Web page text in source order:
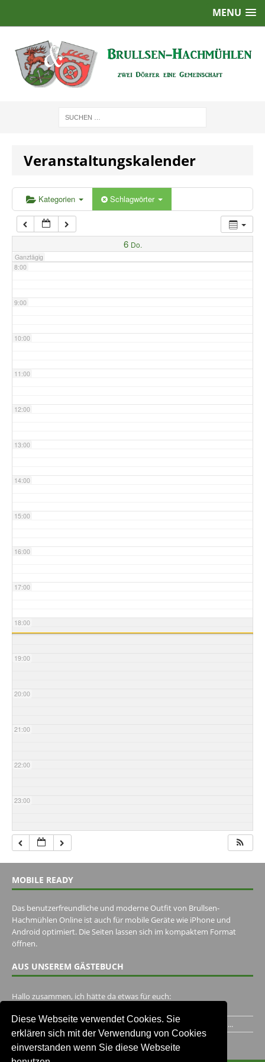
Diese Webseite verwendet Cookies. Sie
erklären sich mit der Verwendung von Cookies
einverstanden wenn Sie diese Webseite
MENU
Veranstaltungskalender
Kategorien Schlagwörter
6 Do.
Ganztägig
2:00
5:00
6:00
7:00
8:00
9:00
10:00
11:00
12:00
13:00
14:00
15:00
16:00
17:00
18:00
19:00
20:00
21:00
22:00
23:00
MOBILE READY
Das benutzerfreundliche und moderne Outfit von Brullsen-
Hachmühlen Online ist auch für mobile Geräte wie iPhone und
Android optimiert. Die Seiten lassen sich im kompaktem Format
öffnen.
AUS UNSEREM GÄSTEBUCH
Hallo zusammen, ich hätte da etwas für euch:
Ich habe ein Jahr im Gasthaus Hugo Pape verbracht..Habe ihn...
Unser Gästebuch besuchen